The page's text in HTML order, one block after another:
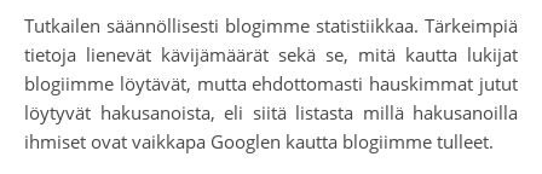
Tutkailen säännöllisesti blogimme statistiikkaa. Tärkeimpiä
tietoja lienevät kävijämäärät sekä se, mitä kautta lukijat
blogiimme löytävät, mutta ehdottomasti hauskimmat jutut
löytyvät hakusanoista, eli siitä listasta millä hakusanoilla
ihmiset ovat vaikkapa Googlen kautta blogiimme tulleet.